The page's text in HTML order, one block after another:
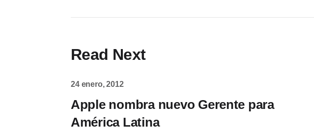
Read Next
24 enero, 2012
Apple nombra nuevo Gerente para
América Latina